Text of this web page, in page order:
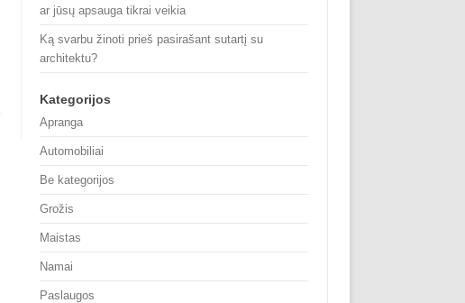
ar jūsų apsauga tikrai veikia
Ką svarbu žinoti prieš pasirašant sutartį su
architektu?
Kategorijos
Apranga
Automobiliai
Be kategorijos
Grožis
Maistas
Namai
Paslaugos